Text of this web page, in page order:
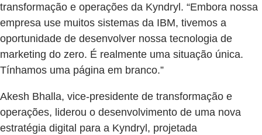
transformação e operações da Kyndryl. “Embora nossa
empresa use muitos sistemas da IBM, tivemos a
oportunidade de desenvolver nossa tecnologia de
marketing do zero. É realmente uma situação única.
Tínhamos uma página em branco.”
Akesh Bhalla, vice-presidente de transformação e
operações, liderou o desenvolvimento de uma nova
estratégia digital para a Kyndryl, projetada